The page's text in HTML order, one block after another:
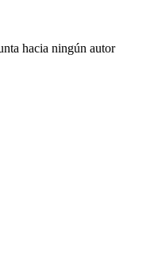
hacia ningún autor